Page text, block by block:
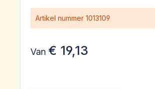
Artikel nummer 1013109
Van € 19,13